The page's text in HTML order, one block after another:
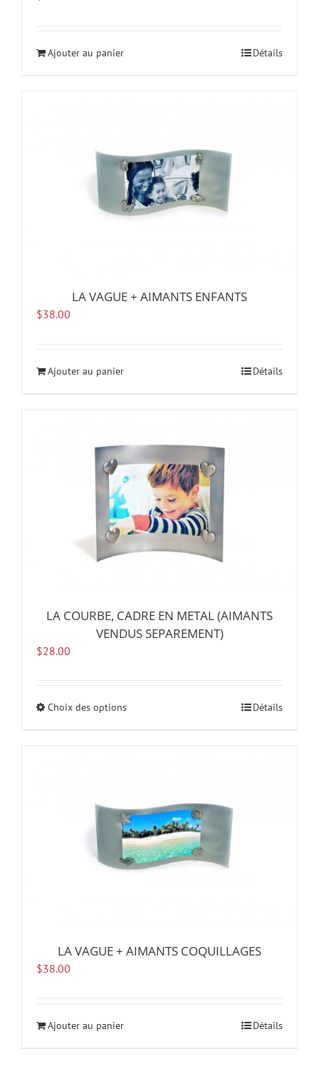
Ajouter au panier Détails
LA VAGUE + AIMANTS ENFANTS
$38.00
Ajouter au panier Détails
LA COURBE, CADRE EN METAL (AIMANTS
VENDUS SEPAREMENT)
$28.00
Choix des optionsCe
options
peuvent
être
choisies
produit
Détails
LA VAGUE + AIMANTS COQUILLAGES
$38.00
Ajouter au panier Détails